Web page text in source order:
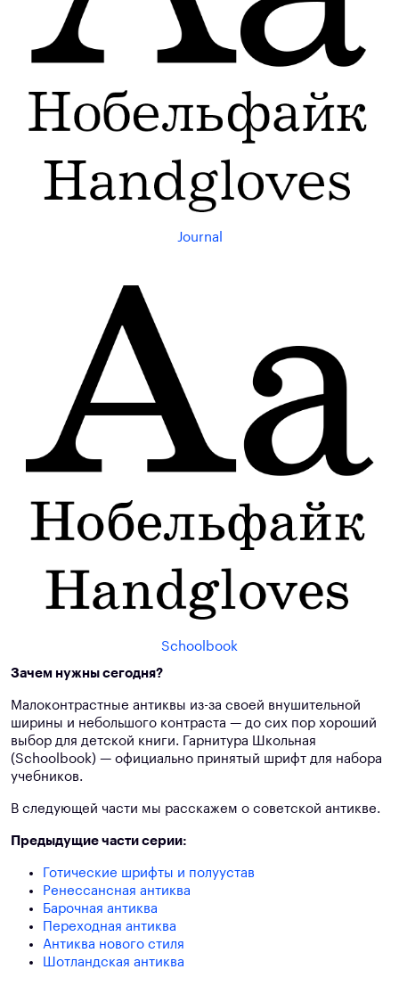
Journal
Schoolbook
Зачем нужны сегодня?
Малоконтрастные антиквы из-за своей внушительной
ширины и небольшого контраста — до сих пор хороший
выбор для детской книги. Гарнитура Школьная
(Schoolbook) — официально принятый шрифт для набора
учебников.
В следующей части мы расскажем о советской антикве.
Предыдущие части серии:
Готические шрифты и полуустав
Ренессансная антиква
Барочная антиква
Переходная антиква
Антиква нового стиля
Шотландская антиква